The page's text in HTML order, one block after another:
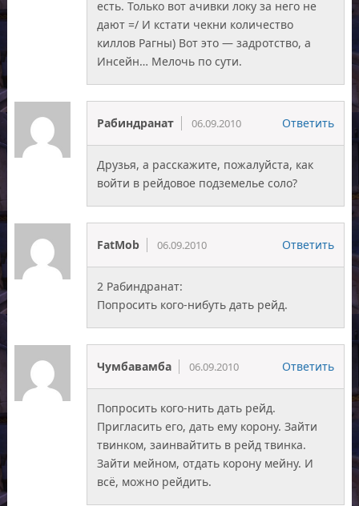
есть. Только вот ачивки локу за него не
дают =/ И кстати чекни количество
киллов Рагны) Вот это — задротство, а
Инсейн… Мелочь по сути.
Рабиндранат 06.09.2010 Ответить
Друзья, а расскажите, пожалуйста, как
войти в рейдовое подземелье соло?
FatMob 06.09.2010 Ответить
2 Рабиндранат:
Попросить кого-нибуть дать рейд.
Чумбавамба 06.09.2010 Ответить
Попросить кого-нить дать рейд.
Пригласить его, дать ему корону. Зайти
твинком, заинвайтить в рейд твинка.
Зайти мейном, отдать корону мейну. И
всё, можно рейдить.